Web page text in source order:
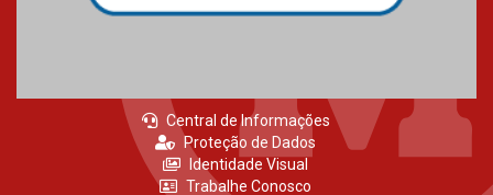
Central de Informações
Proteção de Dados
Identidade Visual
Trabalhe Conosco